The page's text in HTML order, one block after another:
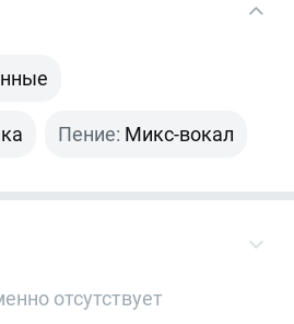
Пение: Микс-вокал
отсутствует